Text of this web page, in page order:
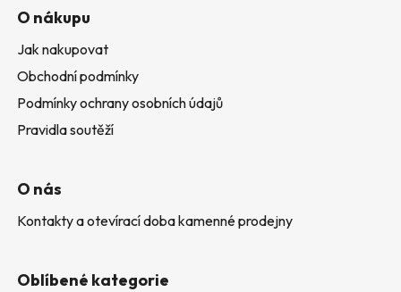
O nákupu
Jak nakupovat
Obchodní podmínky
Podmínky ochrany osobních údajů
Pravidla soutěží
O nás
Kontakty a otevírací doba kamenné prodejny
Oblíbené kategorie